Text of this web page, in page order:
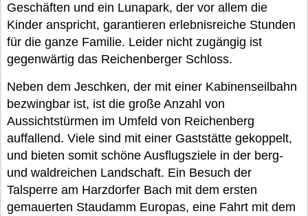
Geschäften und ein Lunapark, der vor allem die
Kinder anspricht, garantieren erlebnisreiche Stunden
für die ganze Familie. Leider nicht zugängig ist
gegenwärtig das Reichenberger Schloss.
Neben dem Jeschken, der mit einer Kabinenseilbahn
bezwingbar ist, ist die große Anzahl von
Aussichtstürmen im Umfeld von Reichenberg
auffallend. Viele sind mit einer Gaststätte gekoppelt,
und bieten somit schöne Ausflugsziele in der berg-
und waldreichen Landschaft. Ein Besuch der
Talsperre am Harzdorfer Bach mit dem ersten
gemauerten Staudamm Europas, eine Fahrt mit dem